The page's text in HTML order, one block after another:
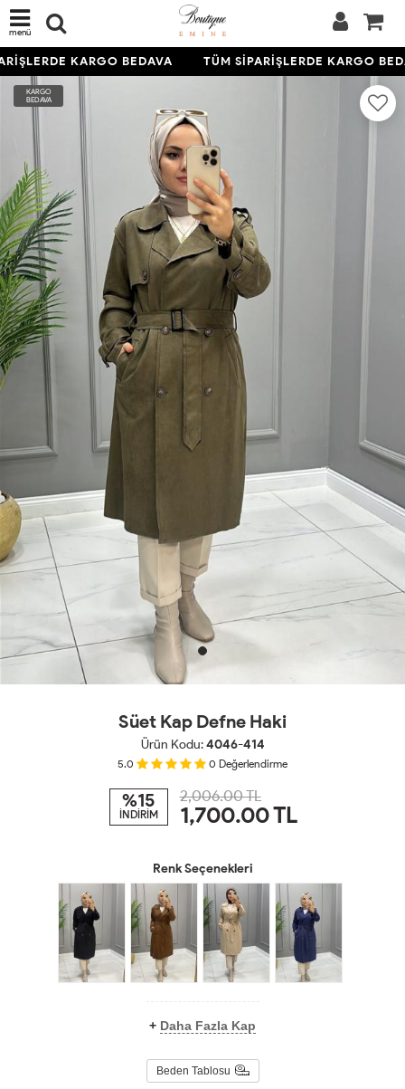
menü
KARGO BEDAVA TÜM SİPARİŞLERDE KARGO
KARGO
BEDAVA
Süet Kap Defne Haki
Ürün Kodu:4046-414
5.0 0 Değerlendirme
%15
İNDİRİM
2,006.00 TL
1,700.00TL
Renk Seçenekleri
+ Daha Fazla Kap
Beden Tablosu